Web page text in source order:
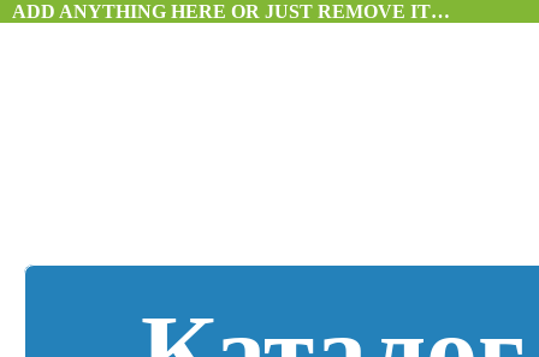
ADD ANYTHING HERE OR JUST REMOVE IT…